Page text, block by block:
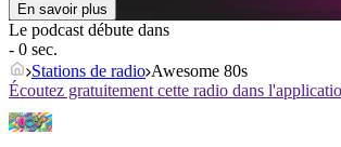
En savoir plus
Le podcast débute dans
- 0 sec.
Stations de radio Awesome 80s
Écoutez gratuitement cette radio dans